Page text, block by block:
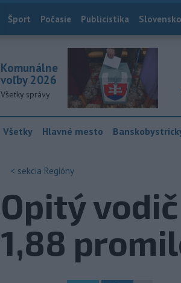
Index
Šport Počasie Publicistika Slovensko
Komunálne
voľby 2026
Všetky správy
Všetky Hlavné mesto
< sekcia Regióny
Opitý
1,88